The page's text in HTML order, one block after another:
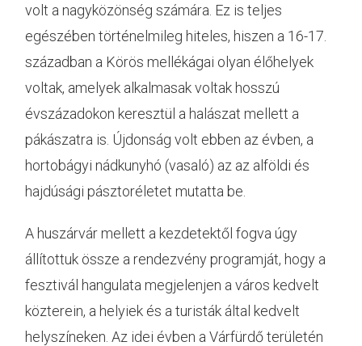
volt a nagyközönség számára. Ez is teljes
egészében történelmileg hiteles, hiszen a 16-17.
században a Körös mellékágai olyan élőhelyek
voltak, amelyek alkalmasak voltak hosszú
évszázadokon keresztül a halászat mellett a
pákászatra is. Újdonság volt ebben az évben, a
hortobágyi nádkunyhó (vasaló) az az alföldi és
hajdúsági pásztoréletet mutatta be.
A huszárvár mellett a kezdetektől fogva úgy
állítottuk össze a rendezvény programját, hogy a
fesztivál hangulata megjelenjen a város kedvelt
közterein, a helyiek és a turisták által kedvelt
helyszíneken. Az idei évben a Várfürdő területén